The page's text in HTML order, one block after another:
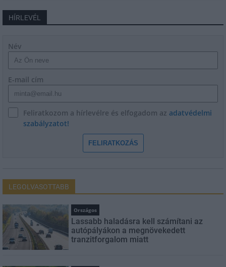
HÍRLEVÉL
Név
E-mail cím
Feliratkozom a hírlevélre és elfogadom az adatvédelmi
szabályzatot!
FELIRATKOZÁS
LEGOLVASOTTABB
Országos
Lassabb haladásra kell számítani az
autópályákon a megnövekedett
tranzitforgalom miatt